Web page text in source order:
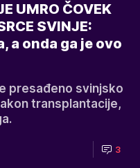
UMRO ČOVEK
SVINJE:
a onda ga je ovo
presađeno svinjsko
transplantacije,
3